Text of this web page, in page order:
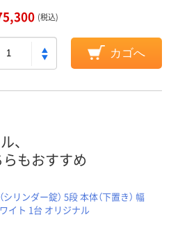
(税込)
カゴへ
、
もおすすめ
リンダー錠） 5段 本体（下置き） 幅
イト 1台 オリジナル